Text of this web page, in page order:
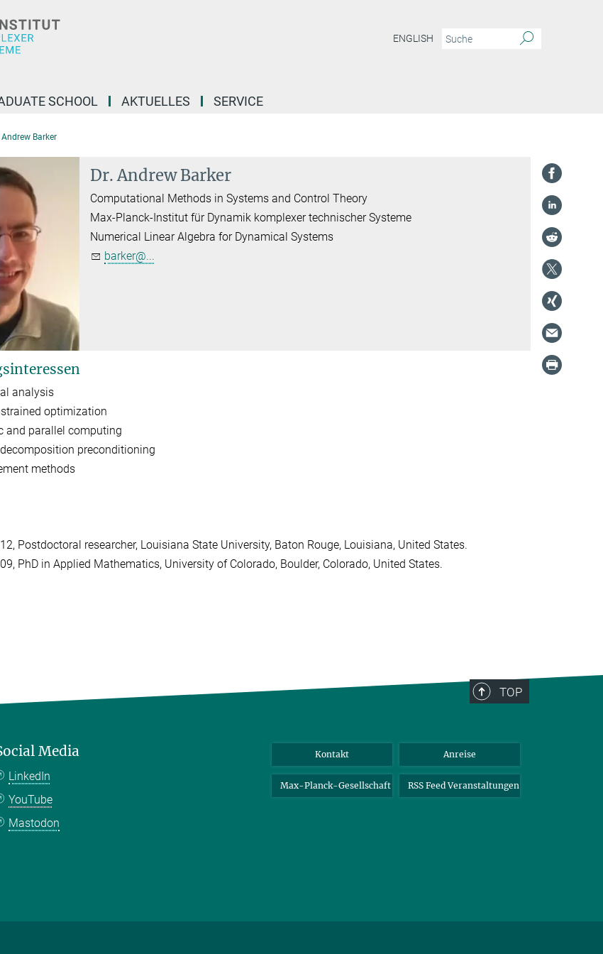
ENGLISH
SCHOOL AKTUELLES SERVICE
Andrew Barker
Dr. Andrew Barker
Computational Methods in Systems and Control Theory
Max-Planck-Institut für Dynamik komplexer technischer Systeme
Numerical Linear Algebra for Dynamical Systems
barker@...
analysis
optimization
and parallel computing
preconditioning
methods
Postdoctoral researcher, Louisiana State University, Baton Rouge, Louisiana, United States.
PhD in Applied Mathematics, University of Colorado, Boulder, Colorado, United States.
TOP
Media
LinkedIn
YouTube
Mastodon
Kontakt Anreise
Max-Planck-Gesellschaft RSS Feed Veranstaltungen